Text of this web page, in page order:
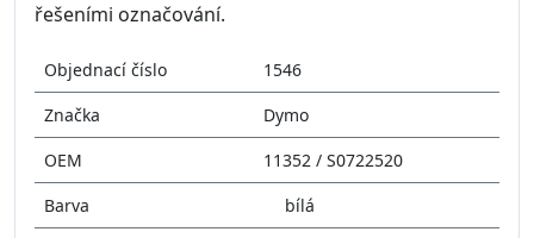
řešeními označování.
Objednací číslo
1546
Značka
Dymo
OEM
11352 / S0722520
Barva
bílá